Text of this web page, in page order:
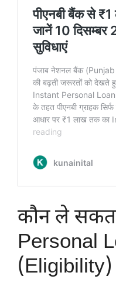
कौन ले
Personal
(Eligibility)